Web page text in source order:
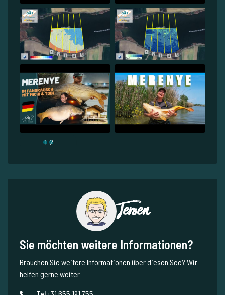
1 2
Jeroen
Sie möchten weitere Informationen?
Brauchen Sie weitere Informationen über diesen See? Wir
helfen gerne weiter